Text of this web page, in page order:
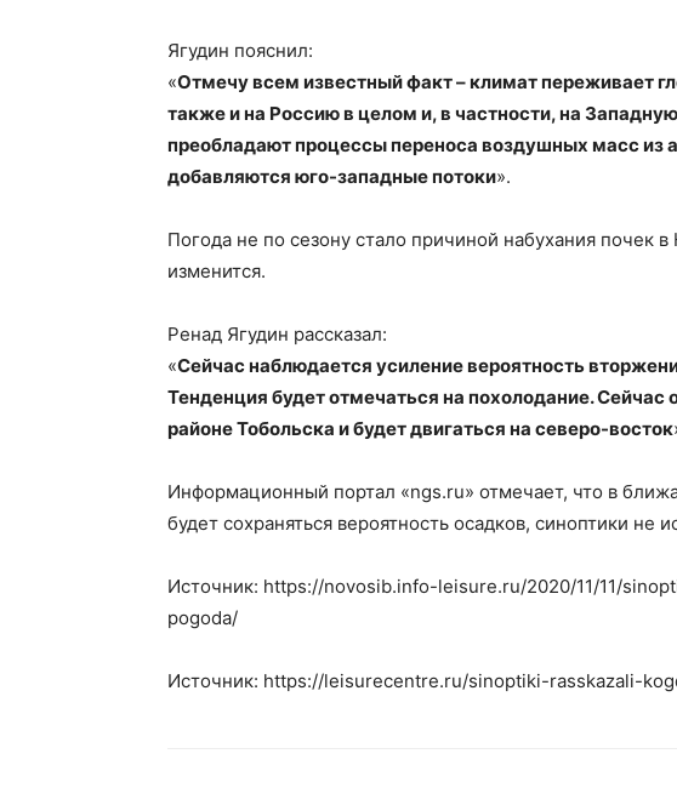
Ягудин пояснил:
«Отмечу всем известный факт – климат переживает
также и на Россию в целом и, в частности, на
преобладают процессы переноса воздушных масс из
добавляются юго-западные потоки».
Погода не по сезону стало причиной набухания почек
изменится.
Ренад Ягудин рассказал:
«Сейчас наблюдается усиление вероятность
Тенденция будет отмечаться на похолодание. Сейчас
районе Тобольска и будет двигаться на северо-восток
Информационный портал «ngs.ru» отмечает, что в
будет сохраняться вероятность осадков, синоптики не
Источник: https://novosib.info-leisure.ru/2020/11/11/
pogoda/
Источник: https://leisurecentre.ru/sinoptiki-rasskazali-